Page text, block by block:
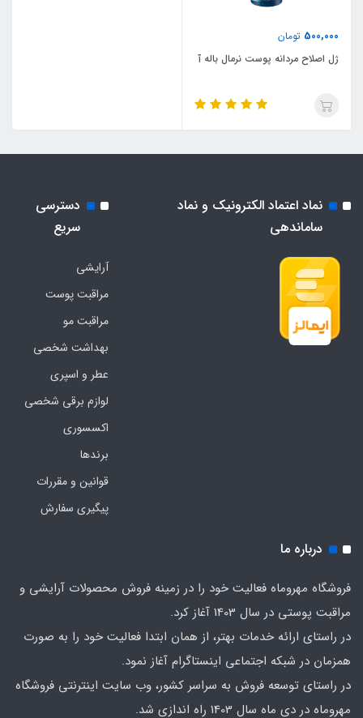
500,000 تومان
ژل اصلاح مردانه پوست نرمال باله آ
نماد اعتماد الکترونیک و نماد
ساماندهی
دسترسی
سریع
آرایشی
مراقبت پوست
مراقبت مو
بهداشت شخصی
عطر و اسپری
لوازم برقی شخصی
اکسسوری
برندها
قوانین و مقررات
پیگیری سفارش
درباره ما
فروشگاه مهروماه فعالیت خود را در زمینه فروش محصولات آرایشی و
مراقبت پوستی در سال 1403 آغاز کرد.
در راستای ارائه خدمات بهتر، از همان ابتدا فعالیت خود را به صورت
همزمان در شبکه اجتماعی اینستاگرام آغاز نمود.
در راستای توسعه فروش به سراسر کشور، وب سایت اینترنتی فروشگاه
مهروماه در دی ماه سال 1403 راه اندازی شد.